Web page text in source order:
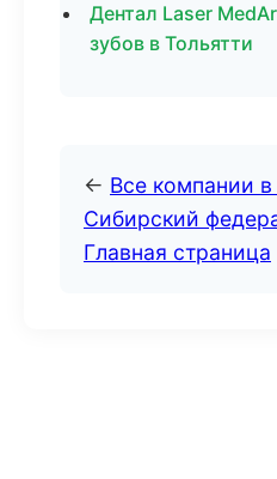
Дентал Laser
зубов в Тольятти
← Все компании в
Сибирский
Главная страница